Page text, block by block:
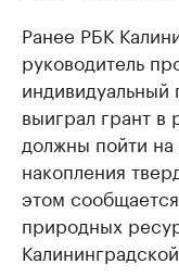
Ранее РБК
руководитель
выиграл грант в
должны пойти
накопления
этом
природных